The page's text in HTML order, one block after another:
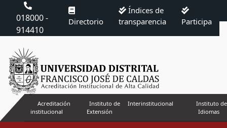
018000 -
914410
Directorio
Índices de
transparencia
Participa
Acreditación
institucional
Instituto de
Extensión
Interinstitucional
Instituto de
Idiomas